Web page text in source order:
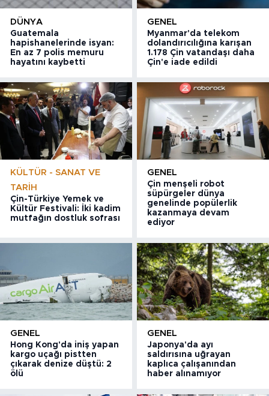
DÜNYA
Guatemala
hapishanelerinde isyan:
En az 7 polis memuru
hayatını kaybetti
GENEL
Myanmar'da telekom
dolandırıcılığına karışan
1.178 Çin vatandaşı daha
Çin'e iade edildi
KÜLTÜR - SANAT VE
TARIH
Çin-Türkiye Yemek ve
Kültür Festivali: İki kadim
mutfağın dostluk sofrası
GENEL
Çin menşeli robot
süpürgeler dünya
genelinde popülerlik
kazanmaya devam
ediyor
GENEL
Hong Kong'da iniş yapan
kargo uçağı pistten
çıkarak denize düştü: 2
ölü
GENEL
Japonya'da ayı
saldırısına uğrayan
kaplıca çalışanından
haber alınamıyor